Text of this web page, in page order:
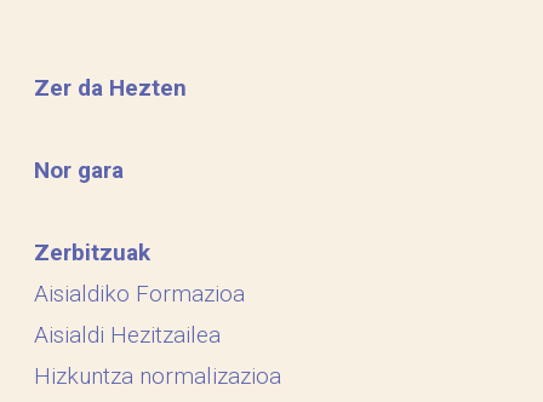
Zer da Hezten
Nor gara
Zerbitzuak
Aisialdiko Formazioa
Aisialdi Hezitzailea
Hizkuntza normalizazioa